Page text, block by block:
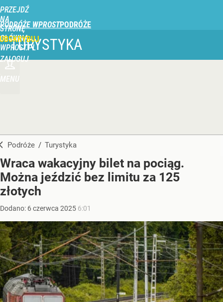
PRZEJDŹ
NA
STRONĘ
GŁÓWNĄ
WPROST.PL
PODRÓŻE WPROST
ZALOGUJ
MENU
TURYSTYKA
Podróże / Turystyka
Wraca wakacyjny bilet na pociąg.
Można jeździć bez limitu za 125
złotych
Dodano: 6czerwca 2025 6:01